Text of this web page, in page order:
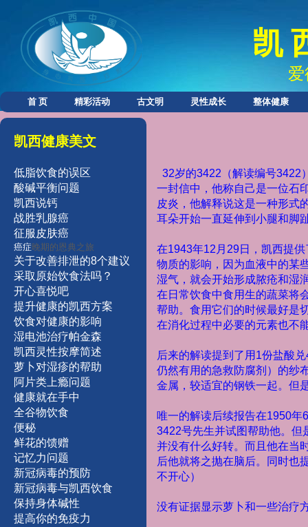
首 页 精彩活动 古文明 灵性成长 整体健康
凯
凯西健康美文
低脂饮食的误区
酸碱平衡问题
凯西说钙
战胜乳腺癌
征服皮肤癌
癌症晚期的恩典之旅
关于改善排泄的8个建议
采取原始饮食法吗？
开心喜悦吧
提升健康的凯西方案
饮食对健康的影响
湿电池治疗帕金森
凯西灵性按摩简述
萝卜对湿疹的帮助
阿片类上瘾问题
健康就在手中
全谷物饮食
便秘
鲜花的馈赠
记忆力问题
新冠病毒的预防
新冠病毒与凯西饮食
保持身体碱性
提高你的免疫力
32岁的3422 （解读编号3422
一封信中，他称自己是一位石
皮炎，他解释说这是一种形式
耳朵开始一直延伸到小腿和脚
在1943年12 月 29日，凯西提
物质的影响，因为血液中的某
湿气，就会开始形成脓疮和湿
在日常饮食中食用生的蔬菜将
帮助。食用它们的时候最好是
在消化过程中必要的元素也不
后来的解读提到了用 1份盐酸兑
仍然有用的急救防腐剂）的纱
金属，较适宜的钢铁一起。但
唯一的解读后续报告在1950年6
3422号先生并试图帮助他。但
并没有什么好转。而且他在当
后他就将之抛在脑后。同时也
不开心）
没有证据显示萝卜和一些治疗